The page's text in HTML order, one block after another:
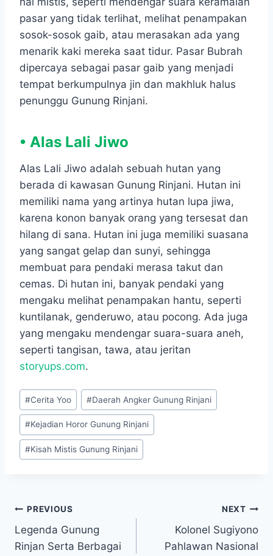
pasar yang tidak terlihat, melihat penampakan
sosok-sosok gaib, atau merasakan ada yang
menarik kaki mereka saat tidur. Pasar Bubrah
dipercaya sebagai pasar gaib yang menjadi
tempat berkumpulnya jin dan makhluk halus
penunggu Gunung Rinjani.
• Alas Lali Jiwo
Alas Lali Jiwo adalah sebuah hutan yang
berada di kawasan Gunung Rinjani. Hutan ini
memiliki nama yang artinya hutan lupa jiwa,
karena konon banyak orang yang tersesat dan
hilang di sana. Hutan ini juga memiliki suasana
yang sangat gelap dan sunyi, sehingga
membuat para pendaki merasa takut dan
cemas. Di hutan ini, banyak pendaki yang
mengaku melihat penampakan hantu, seperti
kuntilanak, genderuwo, atau pocong. Ada juga
yang mengaku mendengar suara-suara aneh,
seperti tangisan, tawa, atau jeritan
storyups.com.
Post
Tags:
#Cerita Yoo #Daerah Angker Gunung Rinjani
#Kejadian Horor Gunung Rinjani
#Kisah Mistis Gunung Rinjani
Navigasi
pos
PREVIOUS
Legenda Gunung
Rinjan Serta Berbagai
NEXT
Kolonel Sugiyono
Pahlawan Nasional